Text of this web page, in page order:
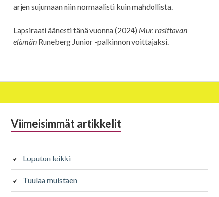
arjen sujumaan niin normaalisti kuin mahdollista.
Lapsiraati äänesti tänä vuonna (2024) Mun rasittavan
elämänRuneberg Junior -palkinnon voittajaksi.
Alapalkin
Viimeisimmät artikkelit
Loputon leikki
Tuulaa muistaen